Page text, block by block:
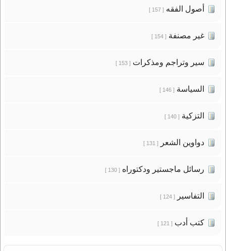
أصول الفقه[ 157 ]
غير مصنفة[ 154 ]
سير وتراجم ومذكرات[ 153 ]
السياسة[ 146 ]
التزكية[ 140 ]
دواوين الشعر[ 131 ]
رسائل ماجستير ودكتوراه[ 130 ]
التفاسير[ 124 ]
كتب أدب[ 121 ]